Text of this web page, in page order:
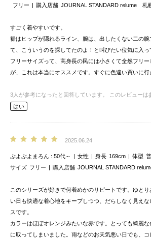
フリー
購入店舗 JOURNAL STANDARD relume 札
すごく着やすいです。
裾はヒップが隠れるライン、腕は、出したくない二の
て、こういうのを探してたのよ！と叫びたい位気に入っ
フリーサイズって、高身長の民には小さくて全然フリ
が、これは本当にオススメです。すぐに色違い買いに行
3 人が参考になったと回答しています。
このレビューは
はい
2025.06.24
ぶよぶよまろん 50代～ 女性 身長 169cm 体型
サイズ フリー 購入店舗 JOURNAL STANDARD
このシリーズが好きで何着めかのリピートです。ゆと
い日も快適な着心地をキープしつつ、だらしなく見え
スです。
カラーはほぼオレンジみたいな赤です。とっても綺麗
に取ってしまいました。雨などのお天気悪い日でも、